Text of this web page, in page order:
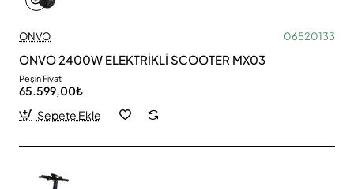
ONVO 06520133
ONVO 2400W ELEKTRİKLİ SCOOTER MX03
Peşin Fiyat
65.599,00₺
Sepete Ekle